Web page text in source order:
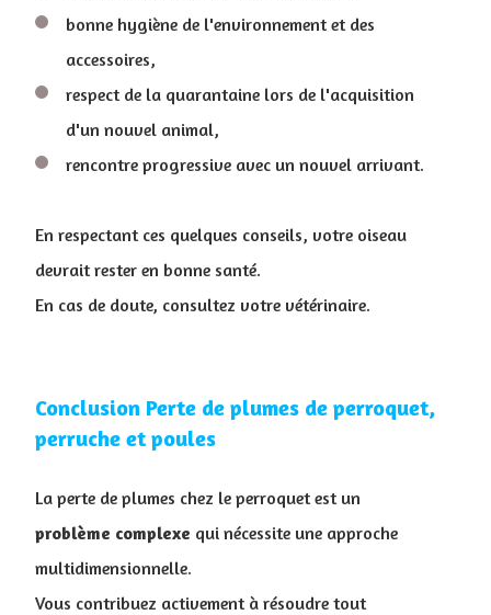
bonne hygiène de l'environnement et des
accessoires,
respect de la quarantaine lors de l'acquisition
d'un nouvel animal,
rencontre progressive avec un nouvel arrivant.
En respectant ces quelques conseils, votre oiseau
devrait rester en bonne santé.
En cas de doute, consultez votre vétérinaire.
Conclusion Perte de plumes de perroquet,
perruche et poules
La perte de plumes chez le perroquet est un
problème complexe qui nécessite une approche
multidimensionnelle.
Vous contribuez activement à résoudre tout